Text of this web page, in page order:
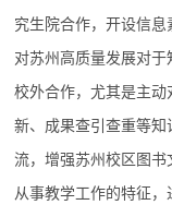
究生院合作，开设信
对苏州高质量发展对
校外合作，尤其是主
新、成果查引查重等
流，增强苏州校区图
从事教学工作的特征